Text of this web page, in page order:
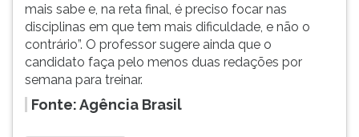
mais sabe e, na reta final, é preciso focar nas
disciplinas em que tem mais dificuldade, e não o
contrário”. O professor sugere ainda que o
candidato faça pelo menos duas redações por
semana para treinar.
Fonte: Agência Brasil